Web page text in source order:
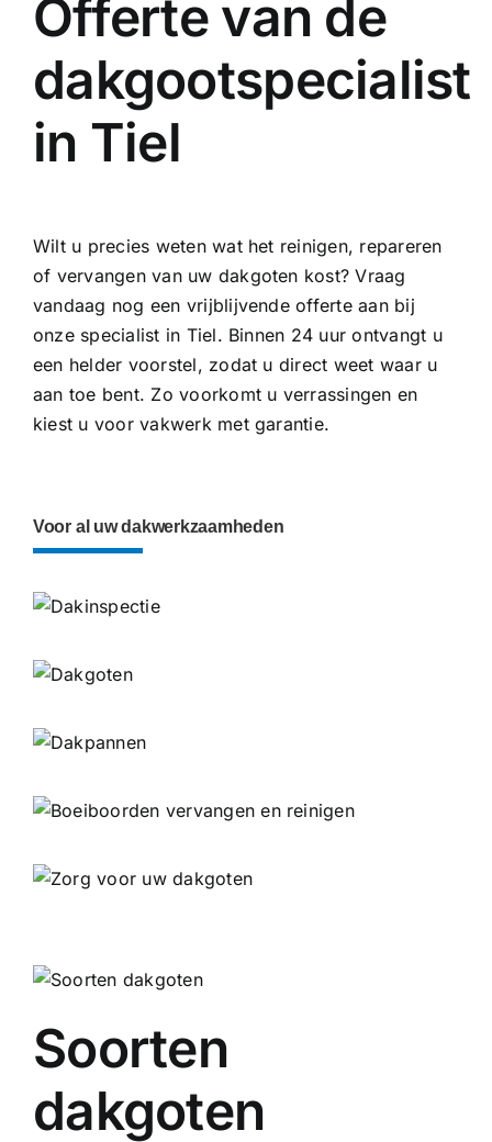
Offerte van de
dakgootspecialist
in Tiel
Wilt u precies weten wat het reinigen, repareren
of vervangen van uw dakgoten kost? Vraag
vandaag nog een vrijblijvende offerte aan bij
onze specialist in Tiel. Binnen 24 uur ontvangt u
een helder voorstel, zodat u direct weet waar u
aan toe bent. Zo voorkomt u verrassingen en
kiest u voor vakwerk met garantie.
Voor al uw dakwerkzaamheden
Soorten
dakgoten